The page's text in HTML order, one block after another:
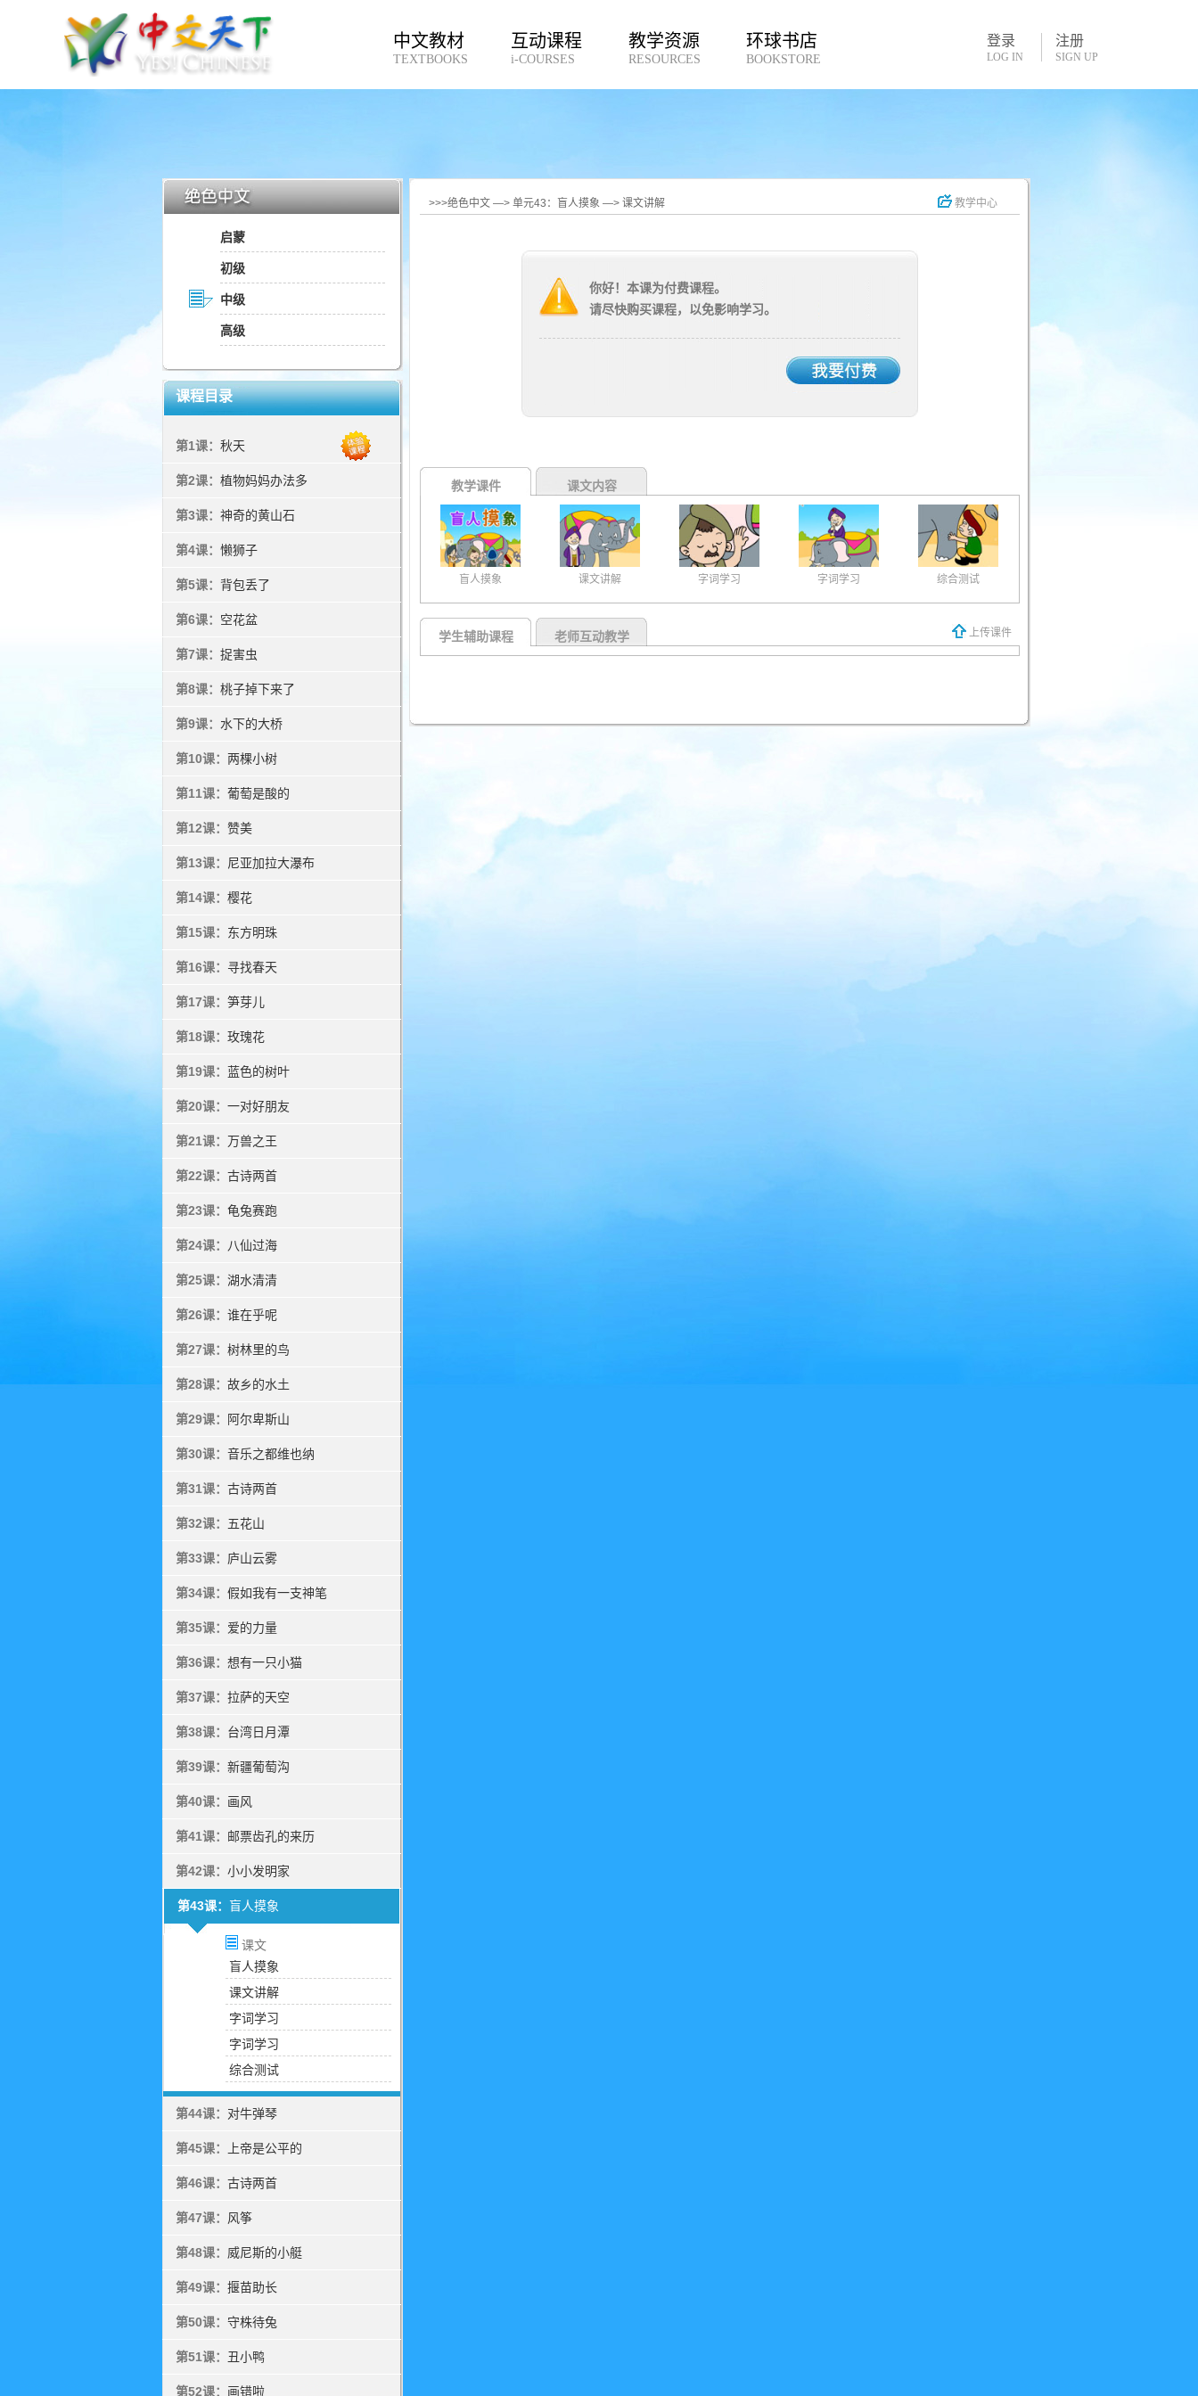
中文教材
TEXTBOOKS
互动课程
i-COURSES
教学资源
RESOURCES
环球书店
BOOKSTORE
登录
LOG IN
注册
SIGN UP
启蒙
初级
中级
高级
课程目录
第1课： 秋天
第2课： 植物妈妈办法多
第3课： 神奇的黄山石
第4课： 懒狮子
第5课： 背包丢了
第6课： 空花盆
第7课： 捉害虫
第8课： 桃子掉下来了
第9课： 水下的大桥
第10课： 两棵小树
第11课： 葡萄是酸的
第12课： 赞美
第13课： 尼亚加拉大瀑布
第14课： 樱花
第15课： 东方明珠
第16课： 寻找春天
第17课： 笋芽儿
第18课： 玫瑰花
第19课： 蓝色的树叶
第20课： 一对好朋友
第21课： 万兽之王
第22课： 古诗两首
第23课： 龟兔赛跑
第24课： 八仙过海
第25课： 湖水清清
第26课： 谁在乎呢
第27课： 树林里的鸟
第28课： 故乡的水土
第29课： 阿尔卑斯山
第30课： 音乐之都维也纳
第31课： 古诗两首
第32课： 五花山
第33课： 庐山云雾
第34课： 假如我有一支神笔
第35课： 爱的力量
第36课： 想有一只小猫
第37课： 拉萨的天空
第38课： 台湾日月潭
第39课： 新疆葡萄沟
第40课： 画风
第41课： 邮票齿孔的来历
第42课： 小小发明家
第43课： 盲人摸象
课文
盲人摸象
课文讲解
字词学习
字词学习
综合测试
第44课： 对牛弹琴
第45课： 上帝是公平的
第46课： 古诗两首
第47课： 风筝
第48课： 威尼斯的小艇
第49课： 揠苗助长
第50课： 守株待兔
第51课： 丑小鸭
第52课： 画错啦
>>>绝色中文 —> 单元43：盲人摸象 —> 课文讲解 教学中心
你好！本课为付费课程。
请尽快购买课程，以免影响学习。
教学课件 课文内容
盲人摸象 课文讲解 字词学习 字词学习 综合测试
学生辅助课程 老师互动教学 上传课件